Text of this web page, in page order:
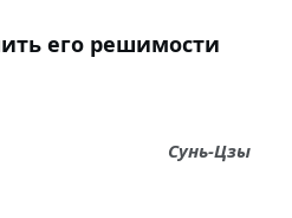
его решимости
Сунь-Цзы